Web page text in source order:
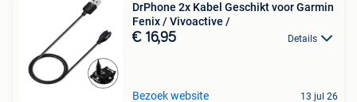
DrPhone 2x Kabel Geschikt voor Garmin
Fenix / Vivoactive /
€ 16,95 Details
Bezoek website 13 jul 26